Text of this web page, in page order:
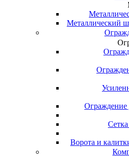
Металлический
Ограждение
Ворота и